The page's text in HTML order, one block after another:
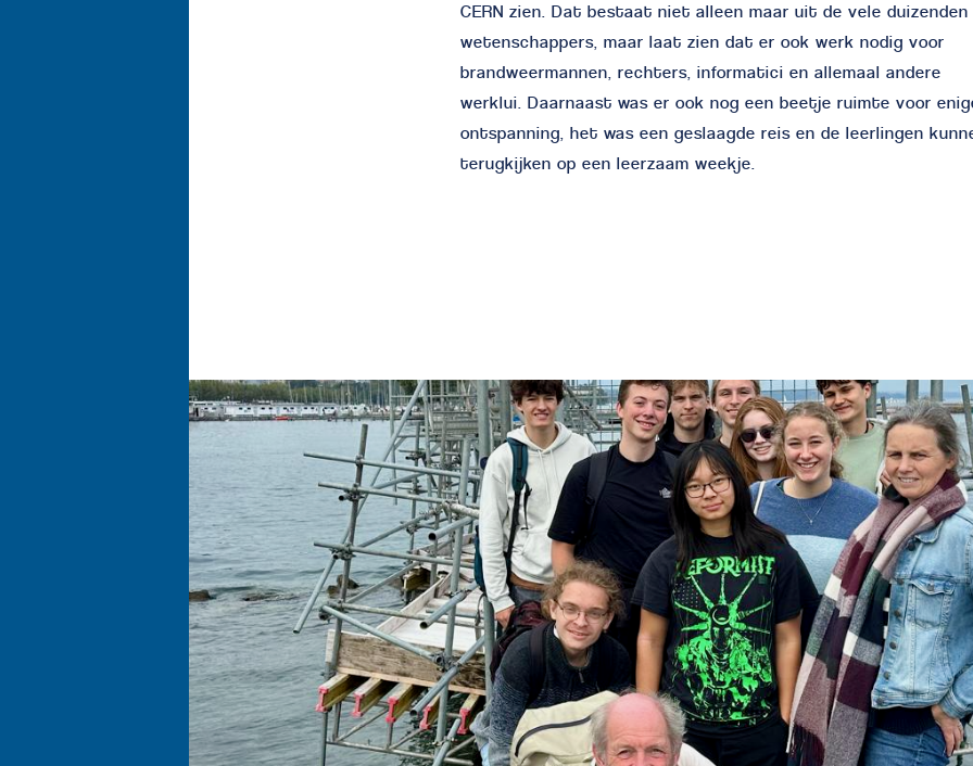
CERN zien. Dat bestaat niet alleen maar uit de vele duizenden
wetenschappers, maar laat zien dat er ook werk nodig voor
brandweermannen, rechters, informatici en allemaal andere
werklui. Daarnaast was er ook nog een beetje ruimte voor
ontspanning, het was een geslaagde reis en de leerlingen
terugkijken op een leerzaam weekje.